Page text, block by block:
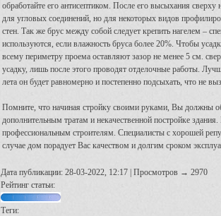
обработайте его антисептиком. После его высыхания
для угловых соединений, но для некоторых видов
стен. Так же брус между собой следует крепить нагелем –
используются, если влажность бруса более 20%. Чтобы
всему периметру проема оставляют зазор не менее 5 см.
усадку, лишь после этого проводят отделочные работы.
лета он будет равномерно и постепенно подсыхать, что не
Помните, что начиная стройку своими руками, Вы должны
дополнительным тратам и некачественной постройке
профессиональным строителям. Специалисты с хорошей
случае дом порадует Вас качеством и долгим сроком
Дата публикации: 28-03-2022, 12:17 | Просмотров → 2970
Рейтинг статьи:
Теги: